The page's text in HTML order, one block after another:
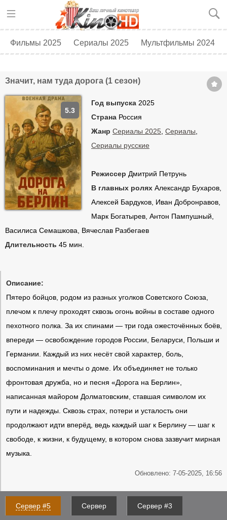
Фильмы 2025 Сериалы 2025 Мультфильмы 2024
Значит, нам туда дорога (1 сезон)
Год выпуска 2025
Страна Россия
Жанр Сериалы 2025 Сериалы
Сериалы русские
Режиссер Дмитрий Петрунь
В главных ролях Александр Бухаров,
Алексей Бардуков, Иван Добронравов,
Марк Богатырев, Антон Пампушный,
Василиса Семашкова, Вячеслав Разбегаев
Длительность 45 мин.
5.3
Описание:
Пятеро бойцов, родом из разных уголков Советского Союза,
плечом к плечу проходят сквозь огонь войны в составе одного
пехотного полка. За их спинами — три года ожесточённых боёв,
впереди — освобождение городов России, Беларуси, Польши и
Германии. Каждый из них несёт свой характер, боль,
воспоминания и мечты о доме. Их объединяет не только
фронтовая дружба, но и песня «Дорога на Берлин»,
написанная майором Долматовским, ставшая символом их
пути и надежды. Сквозь страх, потери и усталость они
продолжают идти вперёд, ведь каждый шаг к Берлину — шаг к
свободе, к жизни, к будущему, в котором снова зазвучит мирная
музыка.
Обновлено: 7-05-2025, 16:56
Сервер #5 Сервер Сервер #3